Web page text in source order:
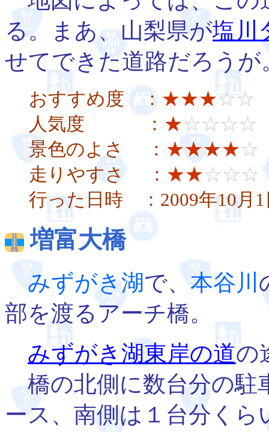
る。まあ、山梨県が塩川
せてできた道路だろうが
おすすめ度 ： ★★★☆☆
人気度 ： ★☆☆☆☆
景色のよさ ： ★★★★☆
走りやすさ ： ★★☆☆☆
行った日時 ：2009年10月1
増富大橋
みずがき湖で、本谷川
部を渡るアーチ橋。
みずがき湖東岸の道の
橋の北側に数台分の駐
ース、南側は１台分くら